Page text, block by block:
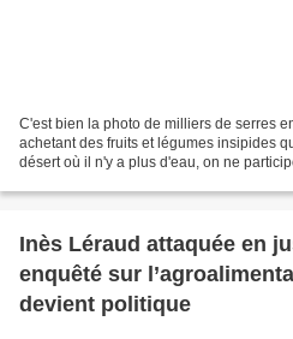
C'est bien la photo de milliers de serres
achetant des fruits et légumes insipides
désert où il n'y a plus d'eau, on ne
Inès Léraud attaquée en
enquêté sur
devient politique